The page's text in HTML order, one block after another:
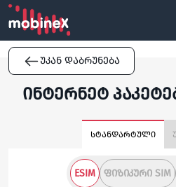
უკან დაბრუნება
ინტერნეტ
სტანდარტული
ESIM ᲤᲘᲖᲘᲙᲣᲠᲘ SIM